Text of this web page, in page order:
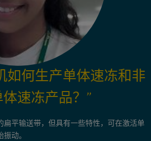
如何生产单体速冻和非
体速冻产品？”
扁平输送带，但具有一些特性，可在激活单
动。